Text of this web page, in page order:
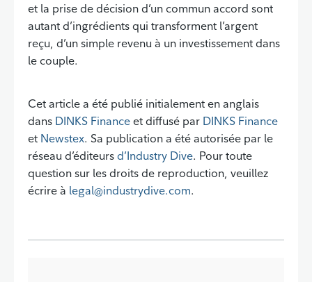
et la prise de décision d’un commun accord sont
autant d’ingrédients qui transforment l’argent
reçu, d’un simple revenu à un investissement dans
le couple.
Cet article a été publié initialement en anglais
dans DINKS Finance et diffusé par DINKS Finance
et Newstex. Sa publication a été autorisée par le
réseau d’éditeurs d’Industry Dive. Pour toute
question sur les droits de reproduction, veuillez
écrire à legal@industrydive.com.